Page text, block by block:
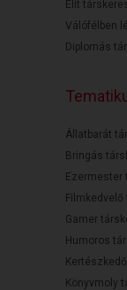
Elit
Válófélben
Diplomás
Állatbarát
Bringás
Ezermester
Gamer
Humoros
Könyvmoly